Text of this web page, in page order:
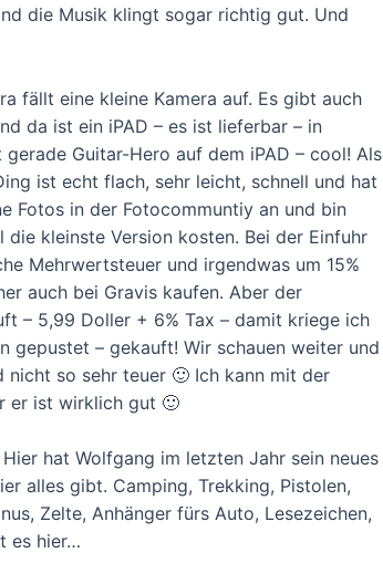
die Musik klingt sogar richtig gut. Und
fällt eine kleine Kamera auf. Es gibt auch
da ist ein iPAD – es ist lieferbar – in
Guitar-Hero auf dem iPAD – cool! Als
ist echt flach, sehr leicht, schnell und hat
Fotos in der Fotocommuntiy an und bin
kleinste Version kosten. Bei der Einfuhr
Mehrwertsteuer und irgendwas um 15%
auch bei Gravis kaufen. Aber der
– 5,99 Doller + 6% Tax – damit kriege ich
gepustet – gekauft! Wir schauen weiter und
so sehr teuer 🙂 Ich kann mit der
er ist wirklich gut 🙂
hat Wolfgang im letzten Jahr sein neues
alles gibt. Camping, Trekking, Pistolen,
Zelte, Anhänger fürs Auto, Lesezeichen,
es hier…